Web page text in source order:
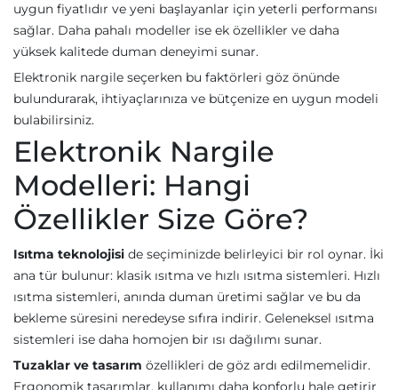
uygun fiyatlıdır ve yeni başlayanlar için yeterli performansı
sağlar. Daha pahalı modeller ise ek özellikler ve daha
yüksek kalitede duman deneyimi sunar.
Elektronik nargile seçerken bu faktörleri göz önünde
bulundurarak, ihtiyaçlarınıza ve bütçenize en uygun modeli
bulabilirsiniz.
Elektronik Nargile
Modelleri: Hangi
Özellikler Size Göre?
Isıtma teknolojisi de seçiminizde belirleyici bir rol oynar. İki
ana tür bulunur: klasik ısıtma ve hızlı ısıtma sistemleri. Hızlı
ısıtma sistemleri, anında duman üretimi sağlar ve bu da
bekleme süresini neredeyse sıfıra indirir. Geleneksel ısıtma
sistemleri ise daha homojen bir ısı dağılımı sunar.
Tuzaklar ve tasarım özellikleri de göz ardı edilmemelidir.
Ergonomik tasarımlar, kullanımı daha konforlu hale getirir